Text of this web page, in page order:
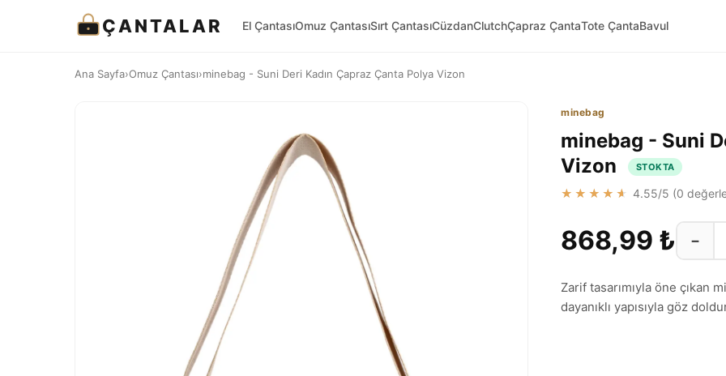
ÇANTALAR El ÇantasıOmuz ÇantasıSırt ÇantasıCüzdanClutchÇapraz ÇantaTote ÇantaBavul
Ana Sayfa›Omuz Çantası›minebag - Suni Deri Kadın Çapraz Çanta Polya Vizon
minebag
minebag - Suni
Vizon
STOKTA
★★★★★ 4.55/5 (0
868,99 ₺ −
Zarif tasarımıyla öne çıkan
dayanıklı yapısıyla göz